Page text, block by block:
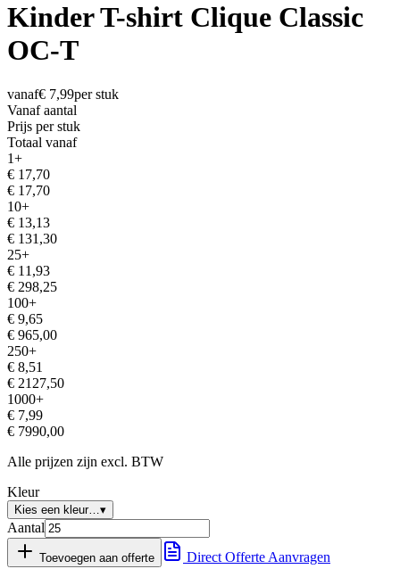
Kinder T-shirt Clique Classic
OC-T
vanaf€ 7,99per stuk
Vanaf aantal
Prijs per stuk
Totaal vanaf
1+
€ 17,70
€ 17,70
10+
€ 13,13
€ 131,30
25+
€ 11,93
€ 298,25
100+
€ 9,65
€ 965,00
250+
€ 8,51
€ 2127,50
1000+
€ 7,99
€ 7990,00
Alle prijzen zijn excl. BTW
Kleur
Kies een kleur… ▾
Aantal
Toevoegen aan offerte Direct Offerte Aanvragen